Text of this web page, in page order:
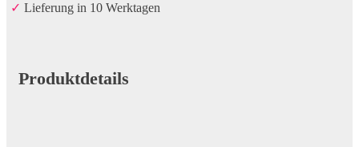
✓ Lieferung in 10 Werktagen
Produktdetails